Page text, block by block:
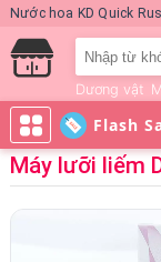
Nước hoa KD Quick
Dương vật
Flash
Máy lưỡi liếm